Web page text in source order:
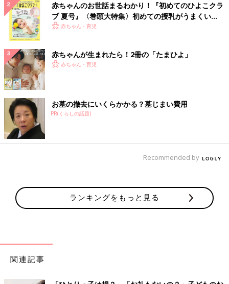
赤ちゃんのお世話まるわかり！『初めてのひよこクラ
ブ 夏号』〈巻頭大特集〉初めての授乳がうまくい
く！ おっぱい・ミルクの基本と夏のトラブル 解決テ
赤ちゃん・育児
赤ちゃんが生まれたら！2冊の「たまひよ」
赤ちゃん・育児
お墓の撤去にいくらかかる？墓じまい費用
PR(くらしの話題)
Recommended by
ランキングをもっと見る
関連記事